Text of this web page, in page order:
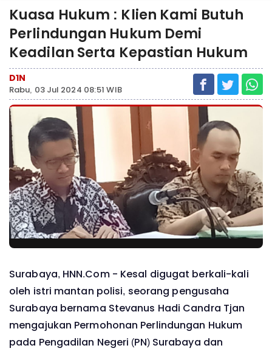
Kuasa Hukum : Klien Kami Butuh
Perlindungan Hukum Demi
Keadilan Serta Kepastian Hukum
D1N
Rabu, 03 Jul 2024 08:51 WIB
Surabaya, HNN.Com - Kesal digugat berkali-kali
oleh istri mantan polisi, seorang pengusaha
Surabaya bernama Stevanus Hadi Candra Tjan
mengajukan Permohonan Perlindungan Hukum
pada Pengadilan Negeri (PN) Surabaya dan